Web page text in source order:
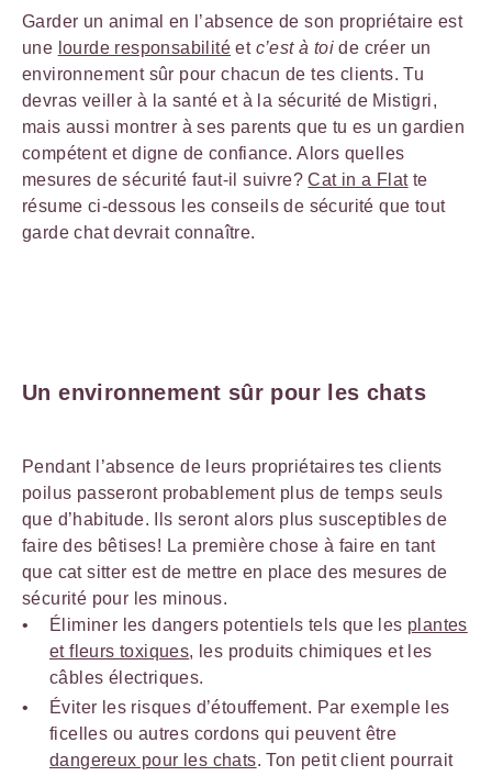
Garder un animal en l’absence de son propriétaire est
une lourde responsabilité et c’est à toi de créer un
environnement sûr pour chacun de tes clients. Tu
devras veiller à la santé et à la sécurité de Mistigri,
mais aussi montrer à ses parents que tu es un gardien
compétent et digne de confiance. Alors quelles
mesures de sécurité faut-il suivre?Cat in a Flatte
résume ci-dessous les conseils de sécurité que tout
garde chat devrait connaître.
Un environnement sûr pour les chats
Pendant l’absence de leurs propriétaires tes clients
poilus passeront probablement plus de temps seuls
que d’habitude. Ils seront alors plus susceptibles de
faire des bêtises! La première chose à faire en tant
que cat sitter est de mettre en place des mesures de
sécurité pour les minous.
Éliminer les dangers potentiels tels que les plantes
et fleurs toxiques, les produits chimiques et les
câbles électriques.
Éviter les risques d’étouffement. Par exemple les
ficelles ou autres cordons qui peuvent être
dangereux pour les chats. Ton petit client pourrait